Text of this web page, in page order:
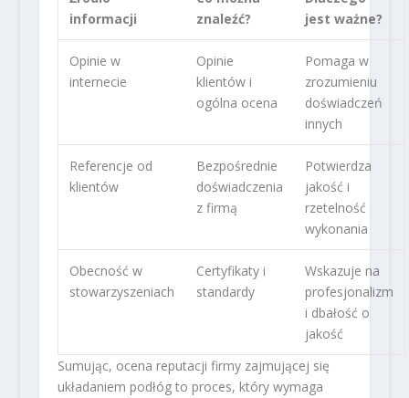
informacji
znaleźć?
jest ważne?
Opinie w
internecie
Opinie
klientów i
ogólna ocena
Pomaga w
zrozumieniu
doświadczeń
innych
Referencje od
klientów
Bezpośrednie
doświadczenia
z firmą
Potwierdza
jakość i
rzetelność
wykonania
Obecność w
stowarzyszeniach
Certyfikaty i
standardy
Wskazuje na
profesjonalizm
i dbałość o
jakość
Sumując, ocena reputacji firmy zajmującej się
układaniem podłóg to proces, który wymaga